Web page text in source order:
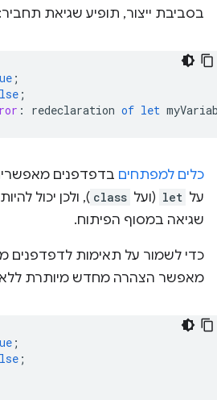
בסביבת ייצור, תופיע שגיאת תחביר:
;
;
: redeclaration of let
כלים למפתחים בדפדפנים
על let (ועל class ), ולכן יכול
שגיאה במסוף הפיתוח.
כדי לשמור על תאימות לדפדפנים
מאפשר הצהרה מחדש מיותרת
;
;